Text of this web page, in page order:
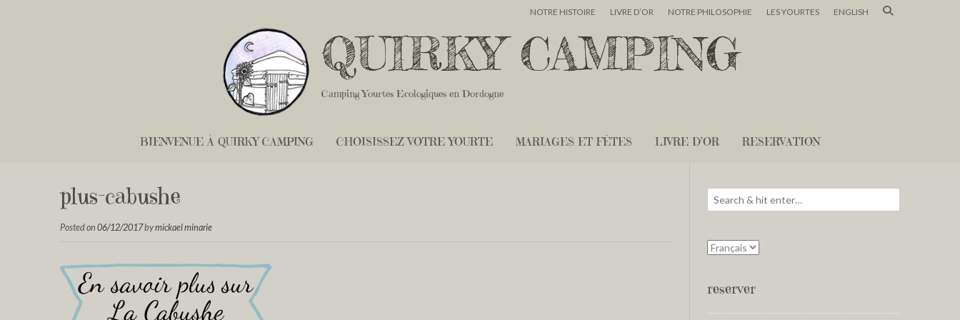
NOTRE HISTOIRE LIVRE D’OR NOTRE PHILOSOPHIE LES YOURTES ENGLISH
QUIRKY CAMPING
Camping Yourtes Ecologiques en Dordogne
BIENVENUE À QUIRKY CAMPING CHOISISSEZ VOTRE YOURTE MARIAGES ET FÊTES LIVRE D’OR RESERVATION
plus-cabushe
Posted on 06/12/2017bymickael minarie
reserver